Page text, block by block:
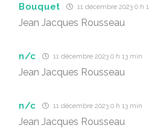
Bouquet 11 décembre 2023 0 h
Jean Jacques Rousseau
n/c 11 décembre 2023 0 h 13 min
Jean Jacques Rousseau
n/c 11 décembre 2023 0 h 13 min
Jean Jacques Rousseau